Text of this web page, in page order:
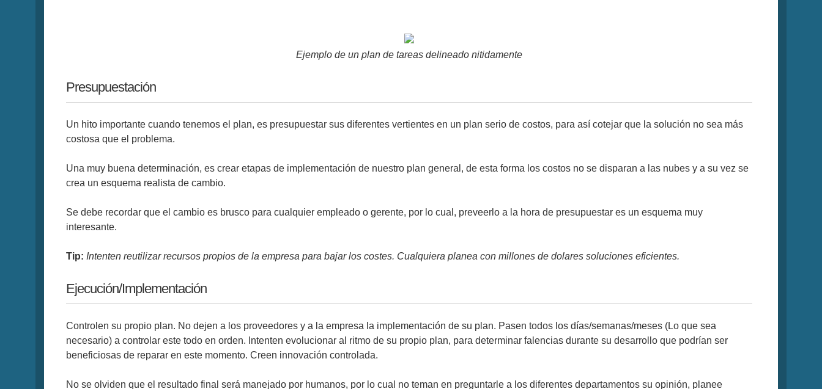
Ejemplo de un plan de tareas delineado nitidamente
Presupuestación
Un hito importante cuando tenemos el plan, es presupuestar sus diferentes vertientes en un plan serio de costos, para así cotejar que la solución no sea más
costosa que el problema.
Una muy buena determinación, es crear etapas de implementación de nuestro plan general, de esta forma los costos no se disparan a las nubes y a su vez se
crea un esquema realista de cambio.
Se debe recordar que el cambio es brusco para cualquier empleado o gerente, por lo cual, preveerlo a la hora de presupuestar es un esquema muy
interesante.
Tip: Intenten reutilizar recursos propios de la empresa para bajar los costes. Cualquiera planea con millones de dolares soluciones eficientes.
Ejecución/Implementación
Controlen su propio plan. No dejen a los proveedores y a la empresa la implementación de su plan. Pasen todos los días/semanas/meses (Lo que sea
necesario) a controlar este todo en orden. Intenten evolucionar al ritmo de su propio plan, para determinar falencias durante su desarrollo que podrían ser
beneficiosas de reparar en este momento. Creen innovación controlada.
No se olviden que el resultado final será manejado por humanos, por lo cual no teman en preguntarle a los diferentes departamentos su opinión, planee